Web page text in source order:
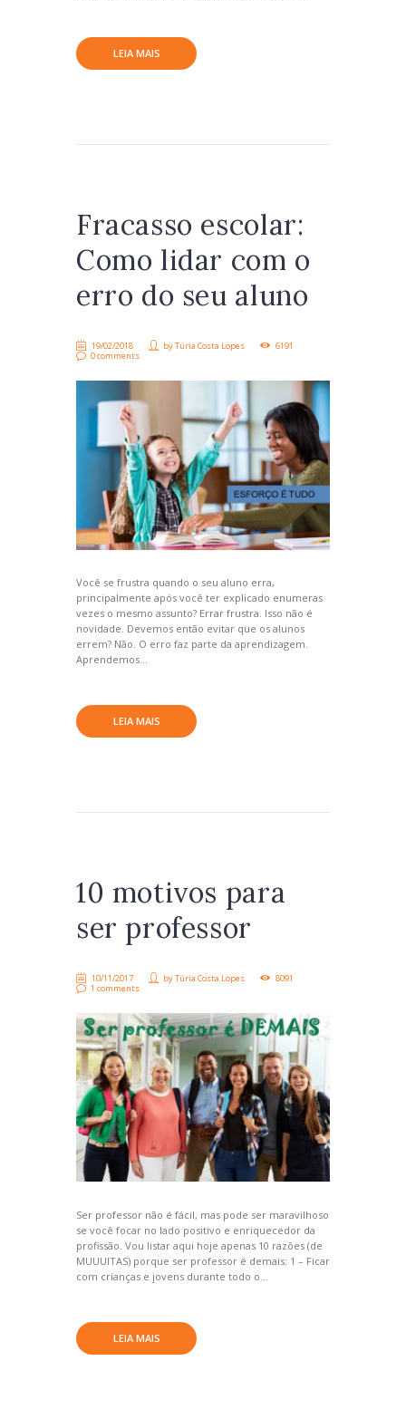
LEIA MAIS
Fracasso escolar:
Como lidar com o
erro do seu aluno
19/02/2018 byTúria Costa Lopes
6191
0 comments
Você se frustra quando o seu aluno erra,
principalmente após você ter explicado enumeras
vezes o mesmo assunto? Errar frustra. Isso não é
novidade. Devemos então evitar que os alunos
errem? Não. O erro faz parte da aprendizagem.
Aprendemos...
LEIA MAIS
10 motivos para
ser professor
10/11/2017 byTúria Costa Lopes
8091
1 comments
Ser professor não é fácil, mas pode ser maravilhoso
se você focar no lado positivo e enriquecedor da
profissão. Vou listar aqui hoje apenas 10 razões (de
MUUUITAS) porque ser professor é demais: 1 – Ficar
com crianças e jovens durante todo o...
LEIA MAIS